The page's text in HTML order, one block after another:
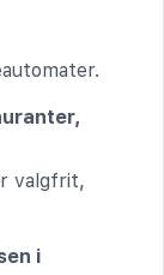
valgfrit,
i